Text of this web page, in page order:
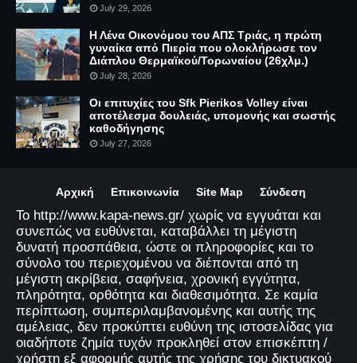
July 29, 2026
Η Λένα Οικονόμου του ΑΠΣ Τριάς, η πρώτη
γυναίκα από Πιερία που ολοκλήρωσε τον
Διάπλου Θερμαϊκού/Τορωναίου (26χλμ.)
July 28, 2026
Οι επιτυχίες του Sfk Pierikos Volley είναι
αποτέλεσμα δουλειάς, υπομονής και σωστής
καθοδήγησης
July 27, 2026
Αρχική Επικοινωνία Site Map Σύνδεση
Το http://www.kapa-news.gr/ χωρίς να εγγυάται και
συνεπώς να ευθύνεται, καταβάλλει τη μέγιστη
δυνατή προσπάθεια, ώστε οι πληροφορίες και το
σύνολο του περιεχομένου να διέπονται από τη
μέγιστη ακρίβεια, σαφήνεια, χρονική εγγύτητα,
πληρότητα, ορθότητα και διαθεσιμότητα. Σε καμία
περίπτωση, συμπεριλαμβανομένης και αυτής της
αμέλειας, δεν προκύπτει ευθύνη της ιστοσελίδας για
οιαδήποτε ζημία τυχόν προκληθεί στον επισκέπτη /
χρήστη εξ αφορμής αυτής της χρήσης του δικτυακού